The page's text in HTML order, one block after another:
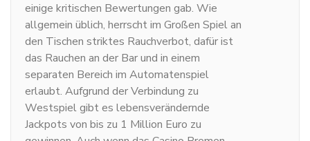
einige kritischen Bewertungen gab. Wie
allgemein üblich, herrscht im Großen Spiel an
den Tischen striktes Rauchverbot, dafür ist
das Rauchen an der Bar und in einem
separaten Bereich im Automatenspiel
erlaubt. Aufgrund der Verbindung zu
Westspiel gibt es lebensverändernde
Jackpots von bis zu 1 Million Euro zu